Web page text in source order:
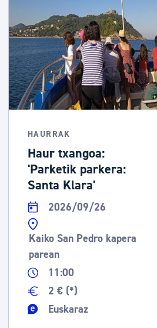
Udal administrazioa
Iragarki ofizialen taula
Egutegi fiskala
Gardentasun ataria
HAURRAK
Haur txangoa:
'Parketik parkera:
Santa Klara'
2026/09/26
Kaiko San Pedro kapera
parean
11:00
2 € (*)
Euskaraz